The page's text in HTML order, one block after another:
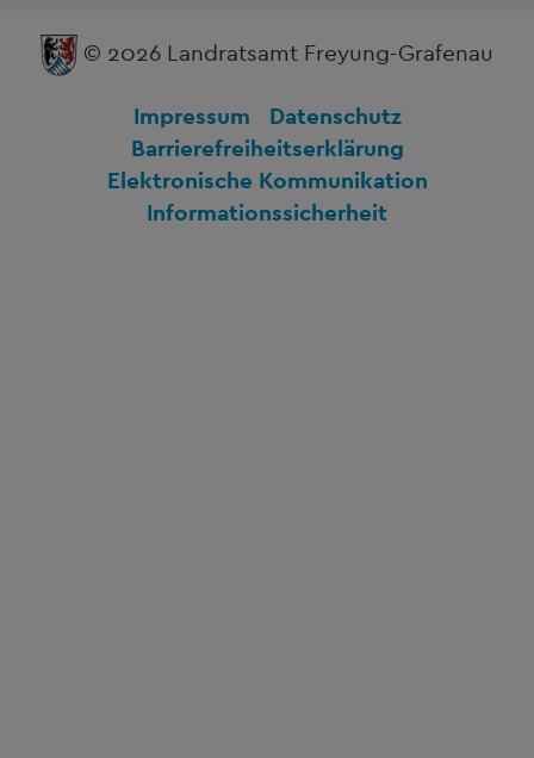
© 2026 Landratsamt Freyung-Grafenau
Impressum
Datenschutz
Barrierefreiheitserklärung
Elektronische Kommunikation
Informationssicherheit